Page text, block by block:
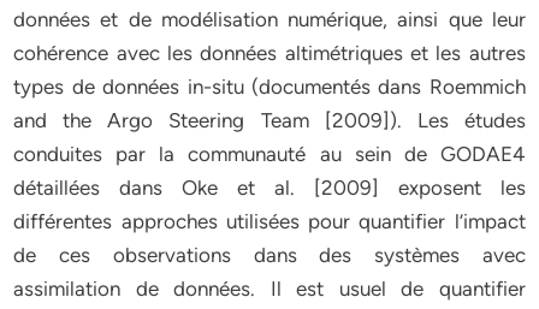
données et de modélisation numérique, ainsi que leur
cohérence avec les données altimétriques et les autres
types de données in-situ (documentés dans Roemmich
and the Argo Steering Team [2009]). Les études
conduites par la communauté au sein de GODAE4
détaillées dans Oke et al. [2009] exposent les
différentes approches utilisées pour quantifier l’impact
de ces observations dans des systèmes avec
assimilation de données. Il est usuel de quantifier